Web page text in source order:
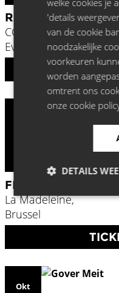
ROBRECHT
CC Evergem,
Evergem
FRANCESCO DE
La Madeleine,
Brussel
Okt
welke cookies je
'details
van de cookie
noodzakelijke
voorkeuren
worden
omtrent ons
onze cookie
DETAILS